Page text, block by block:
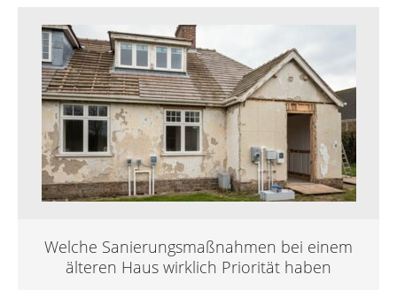
Welche Sanierungsmaßnahmen bei einem
älteren Haus wirklich Priorität haben